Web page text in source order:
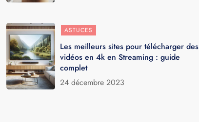
ASTUCES
Les meilleurs sites pour télécharger des
vidéos en 4k en Streaming : guide
complet
24 décembre 2023